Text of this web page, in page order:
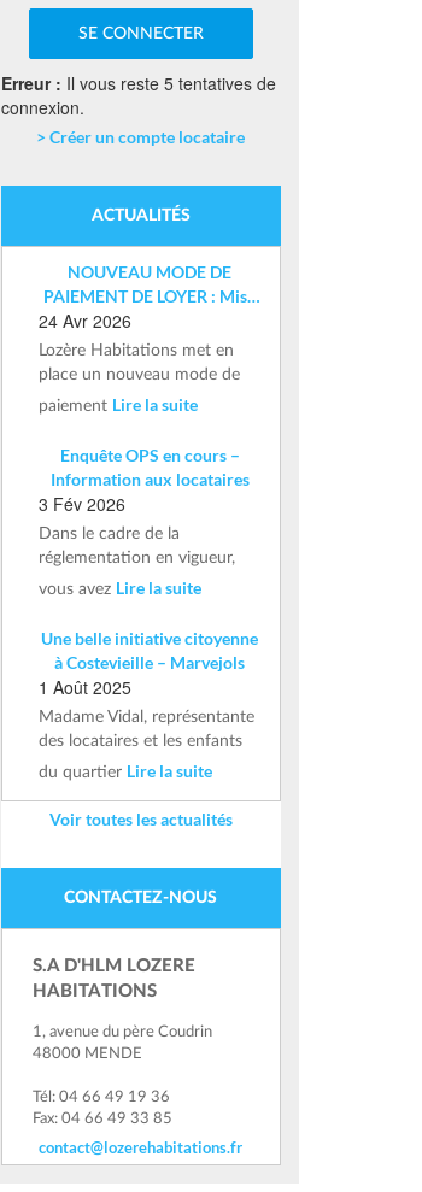
Erreur : Il vous reste 5 tentatives de
connexion.
> Créer un compte locataire
ACTUALITÉS
NOUVEAU MODE DE
PAIEMENT DE LOYER : Mise
en place d’un IBAN nominatif
24 Avr 2026
Lozère Habitations met en
place un nouveau mode de
paiement Lire la suite
Enquête OPS en cours –
Information aux locataires
3 Fév 2026
Dans le cadre de la
réglementation en vigueur,
vous avez Lire la suite
Une belle initiative citoyenne
à Costevieille – Marvejols
1 Août 2025
Madame Vidal, représentante
des locataires et les enfants
du quartier Lire la suite
Voir toutes les actualités
CONTACTEZ-NOUS
S.A D'HLM LOZERE
HABITATIONS
1, avenue du père Coudrin
48000 MENDE
Tél: 04 66 49 19 36
Fax: 04 66 49 33 85
contact@lozerehabitations.fr